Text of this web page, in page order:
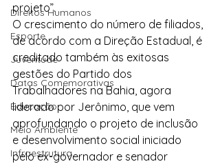
Direitos Humanos
Esporte
Juventude
Datas Comemorativas
Educação
Meio Ambiente
Infraestrutura
projeto”.
O crescimento do número de filiados,
de acordo com a Direção Estadual, é
creditado também às exitosas
gestões do Partido dos
Trabalhadores na Bahia, agora
liderado por Jerônimo, que vem
aprofundando o projeto de inclusão
e desenvolvimento social iniciado
pelo ex-governador e senador